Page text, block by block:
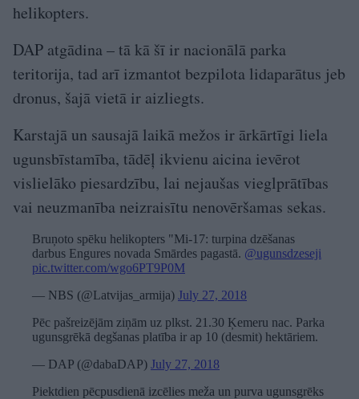
helikopters.
DAP atgādina – tā kā šī ir nacionālā parka
teritorija, tad arī izmantot bezpilota lidaparātus jeb
dronus, šajā vietā ir aizliegts.
Karstajā un sausajā laikā mežos ir ārkārtīgi liela
ugunsbīstamība, tādēļ ikvienu aicina ievērot
vislielāko piesardzību, lai nejaušas vieglprātības
vai neuzmanība neizraisītu nenovēršamas sekas.
Bruņoto spēku helikopters "Mi-17: turpina dzēšanas
darbus Engures novada Smārdes pagastā. @ugunsdzeseji
pic.twitter.com/wgo6PT9P0M
— NBS (@Latvijas_armija) July 27, 2018
Pēc pašreizējām ziņām uz plkst. 21.30 Ķemeru nac. Parka
ugunsgrēkā degšanas platība ir ap 10 (desmit) hektāriem.
— DAP (@dabaDAP) July 27, 2018
Piektdien pēcpusdienā izcēlies meža un purva ugunsgrēks